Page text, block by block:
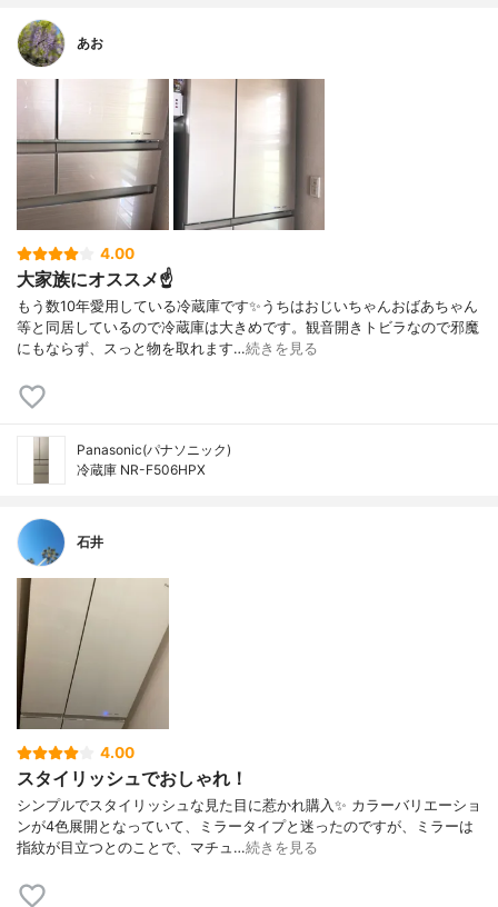
あお
4.00
大家族にオススメ☝️
もう数10年愛用している冷蔵庫です✨うちはおじいちゃんおばあちゃん
等と同居しているので冷蔵庫は大きめです。観音開きトビラなので邪魔
にもならず、スっと物を取れます…続きを見る
Panasonic(パナソニック)
冷蔵庫 NR-F506HPX
石井
4.00
スタイリッシュでおしゃれ！
シンプルでスタイリッシュな見た目に惹かれ購入✨ カラーバリエーショ
ンが4色展開となっていて、ミラータイプと迷ったのですが、ミラーは
指紋が目立つとのことで、マチュ…続きを見る